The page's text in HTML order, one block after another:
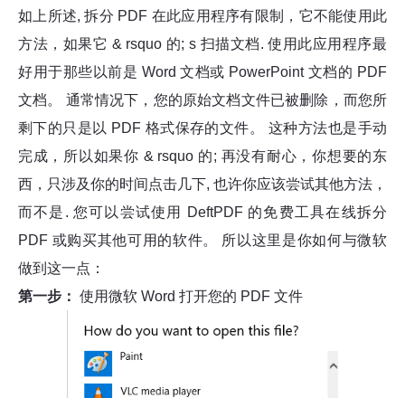
如上所述, 拆分 PDF 在此应用程序有限制，它不能使用此
方法，如果它 & rsquo 的; s 扫描文档. 使用此应用程序最
好用于那些以前是 Word 文档或 PowerPoint 文档的 PDF
文档。 通常情况下，您的原始文档文件已被删除，而您所
剩下的只是以 PDF 格式保存的文件。 这种方法也是手动
完成，所以如果你 & rsquo 的; 再没有耐心，你想要的东
西，只涉及你的时间点击几下, 也许你应该尝试其他方法，
而不是. 您可以尝试使用 DeftPDF 的免费工具在线拆分
PDF 或购买其他可用的软件。 所以这里是你如何与微软
做到这一点：
第一步： 使用微软 Word 打开您的 PDF 文件